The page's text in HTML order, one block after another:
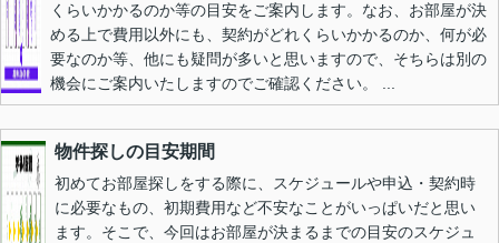
くらいかかるのか等の目安をご案内します。なお、お部屋が決
める上で費用以外にも、契約がどれくらいかかるのか、何が必
要なのか等、他にも疑問が多いと思いますので、そちらは別の
機会にご案内いたしますのでご確認ください。 ...
物件探しの目安期間
初めてお部屋探しをする際に、スケジュールや申込・契約時
に必要なもの、初期費用など不安なことがいっぱいだと思い
ます。そこで、今回はお部屋が決まるまでの目安のスケジュ